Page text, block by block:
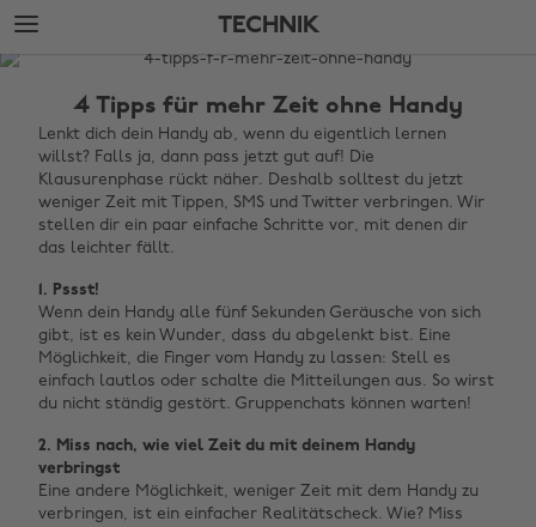
Weiter
zur
Hauptseite
Fußzeile
überspringen
TECHNIK
The
Technik
4 Tipps für mehr Zeit ohne Handy
Lenkt dich dein Handy ab, wenn du eigentlich lernen
willst? Falls ja, dann pass jetzt gut auf! Die
Klausurenphase rückt näher. Deshalb solltest du jetzt
weniger Zeit mit Tippen, SMS und Twitter verbringen. Wir
stellen dir ein paar einfache Schritte vor, mit denen dir
das leichter fällt.
1. Pssst!
Wenn dein Handy alle fünf Sekunden Geräusche von sich
gibt, ist es kein Wunder, dass du abgelenkt bist. Eine
Möglichkeit, die Finger vom Handy zu lassen: Stell es
einfach lautlos oder schalte die Mitteilungen aus. So wirst
du nicht ständig gestört. Gruppenchats können warten!
2. Miss nach, wie viel Zeit du mit deinem Handy
verbringst
Eine andere Möglichkeit, weniger Zeit mit dem Handy zu
verbringen, ist ein einfacher Realitätscheck. Wie? Miss